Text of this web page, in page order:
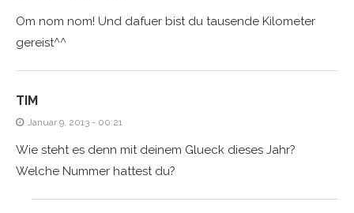
Om nom nom! Und dafuer bist du tausende Kilometer
gereist^^
TIM
Januar 9, 2013 - 00:21
Wie steht es denn mit deinem Glueck dieses Jahr?
Welche Nummer hattest du?